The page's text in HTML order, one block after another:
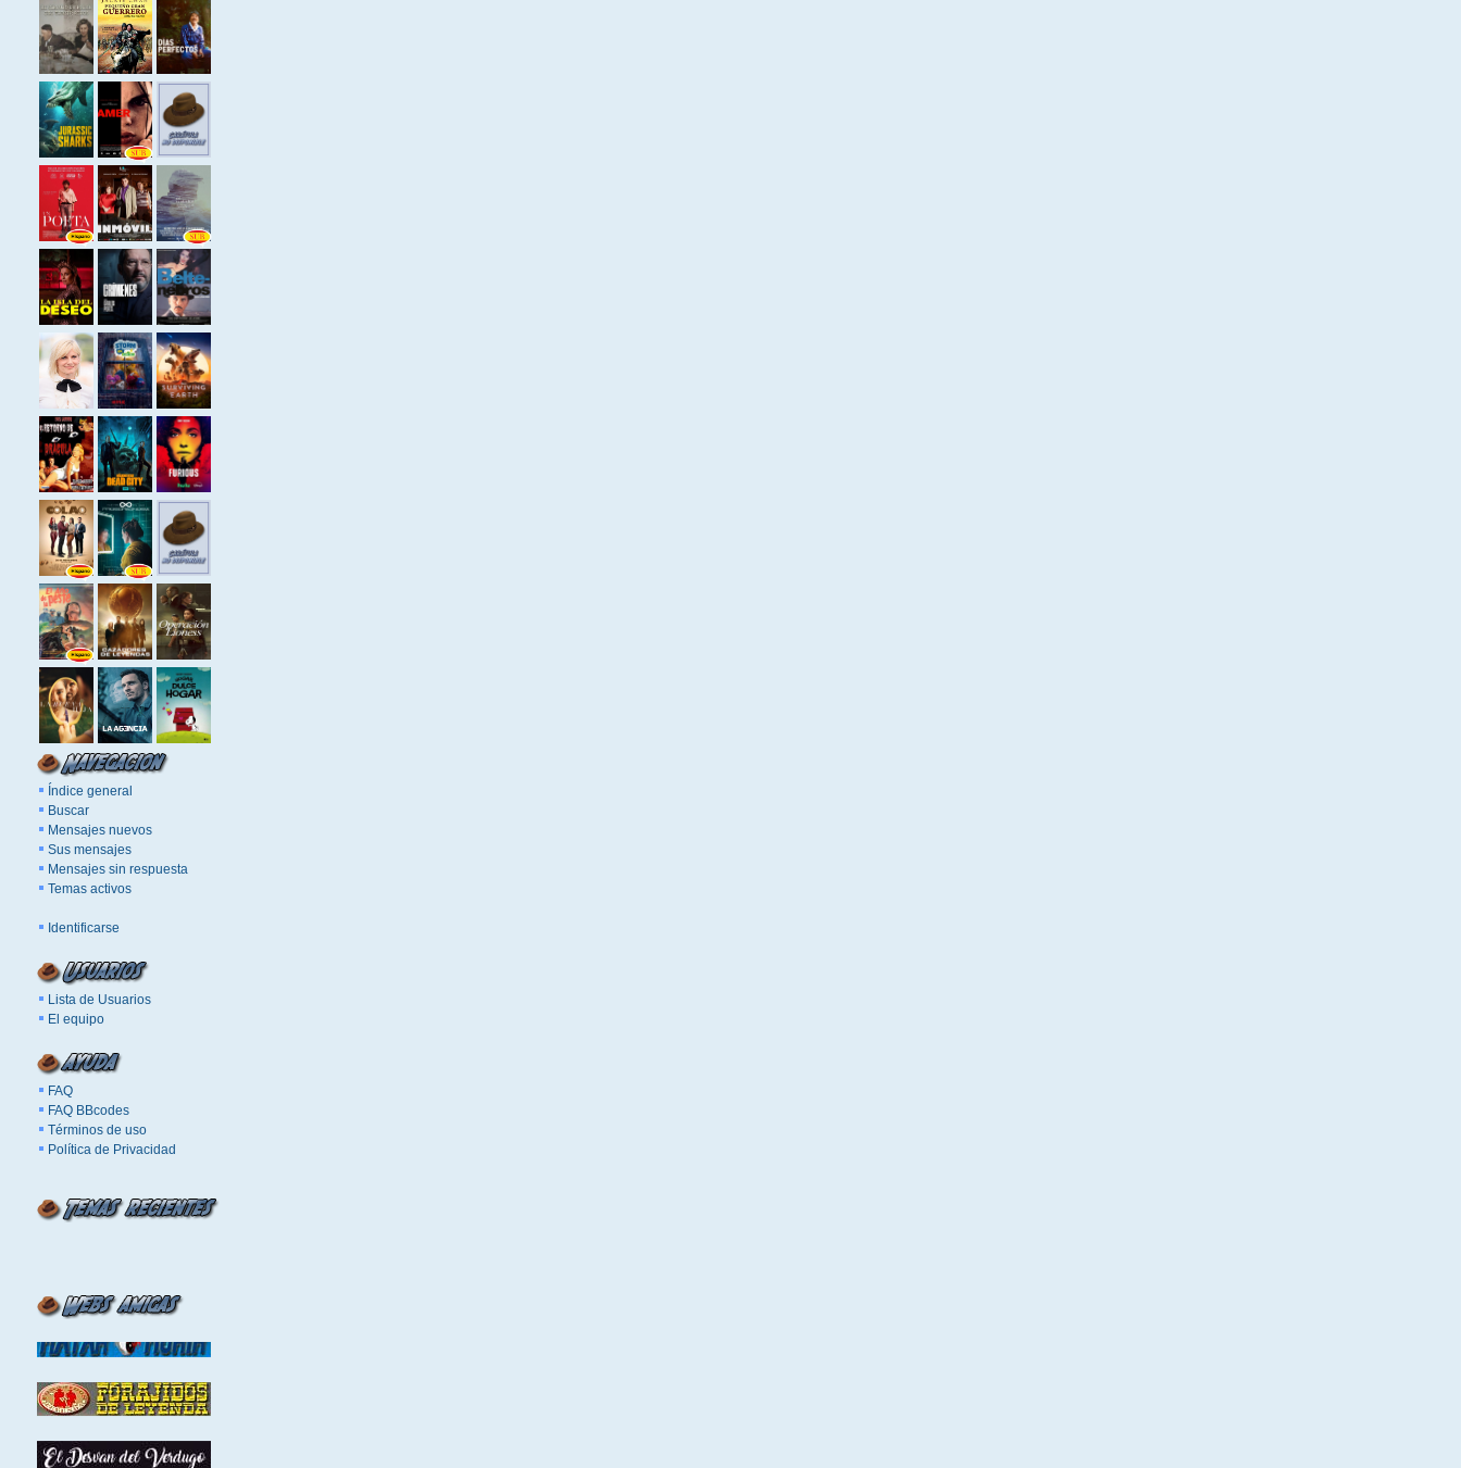
Índice general
Buscar
Mensajes nuevos
Sus mensajes
Mensajes sin respuesta
Temas activos
Identificarse
Lista de Usuarios
El equipo
FAQ
FAQ BBcodes
Términos de uso
Política de Privacidad